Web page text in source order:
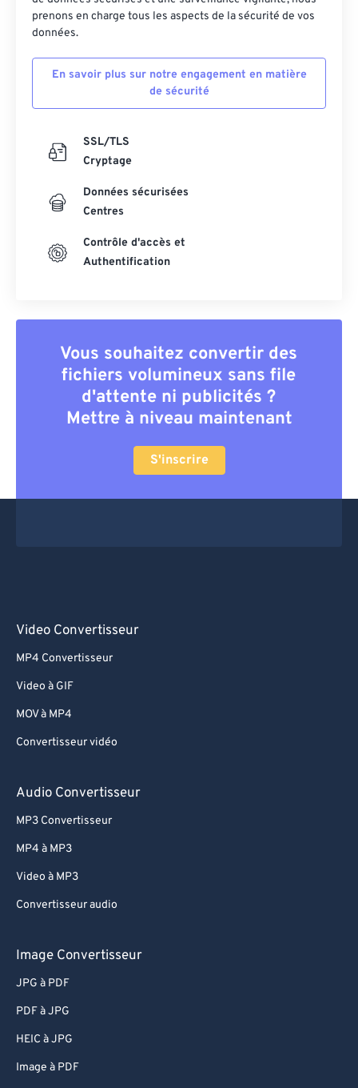
prenons en charge tous les aspects de la sécurité de vos
données.
En savoir plus sur notre engagement en matière
de sécurité
SSL/TLS
Cryptage
Données sécurisées
Centres
Contrôle d'accès et
Authentification
Vous souhaitez convertir des
fichiers volumineux sans file
d'attente ni publicités ?
Mettre à niveau maintenant
S'inscrire
Video Convertisseur
MP4 Convertisseur
Video à GIF
MOV à MP4
Convertisseur vidéo
Audio Convertisseur
MP3 Convertisseur
MP4 à MP3
Video à MP3
Convertisseur audio
Image Convertisseur
JPG à PDF
PDF à JPG
HEIC à JPG
Image à PDF